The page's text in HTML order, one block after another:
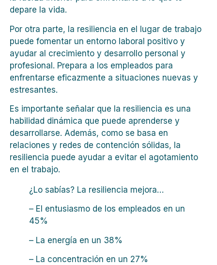
depare la vida.
Por otra parte, la resiliencia en el lugar de trabajo
puede fomentar un entorno laboral positivo y
ayudar al crecimiento y desarrollo personal y
profesional. Prepara a los empleados para
enfrentarse eficazmente a situaciones nuevas y
estresantes.
Es importante señalar que la resiliencia es una
habilidad dinámica que puede aprenderse y
desarrollarse. Además, como se basa en
relaciones y redes de contención sólidas, la
resiliencia puede ayudar a evitar el agotamiento
en el trabajo.
¿Lo sabías? La resiliencia mejora…
– El entusiasmo de los empleados en un
45%
– La energía en un 38%
– La concentración en un 27%